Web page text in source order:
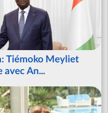
Tiémoko Meyliet
avec An...